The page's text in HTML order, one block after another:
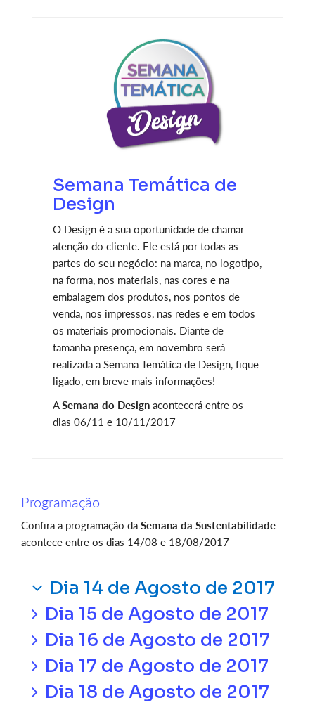
Semana Temática de
Design
O Design é a sua oportunidade de chamar
atenção do cliente. Ele está por todas as
partes do seu negócio: na marca, no logotipo,
na forma, nos materiais, nas cores e na
embalagem dos produtos, nos pontos de
venda, nos impressos, nas redes e em todos
os materiais promocionais. Diante de
tamanha presença, em novembro será
realizada a Semana Temática de Design, fique
ligado, em breve mais informações!
ASemana do Design acontecerá entre os
dias 06/11 e 10/11/2017
Programação
Confira a programação da Semana da Sustentabilidade
acontece entre os dias 14/08 e 18/08/2017
Dia 14 de Agosto de 2017
Dia 15 de Agosto de 2017
Dia 16 de Agosto de 2017
Dia 17 de Agosto de 2017
Dia 18 de Agosto de 2017